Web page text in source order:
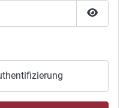
Passwort